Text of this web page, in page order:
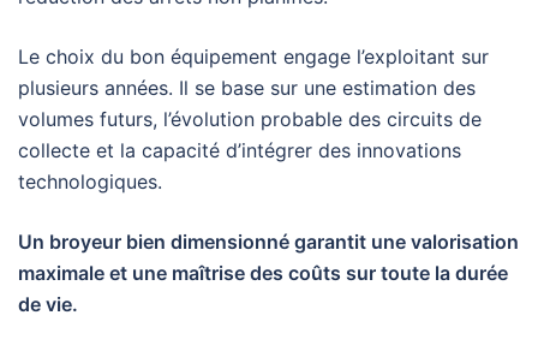
Le choix du bon équipement engage l’exploitant sur
plusieurs années. Il se base sur une estimation des
volumes futurs, l’évolution probable des circuits de
collecte et la capacité d’intégrer des innovations
technologiques.
Un broyeur bien dimensionné garantit une valorisation
maximale et une maîtrise des coûts sur toute la durée
de vie.